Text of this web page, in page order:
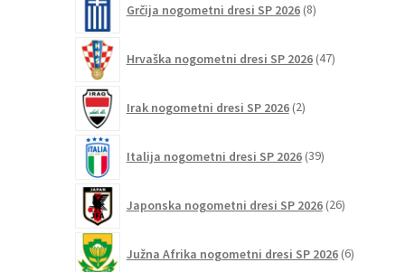
Grčija nogometni dresi SP 2026 8izdelkov
Hrvaška nogometni dresi SP 2026 47izdelkov
Irak nogometni dresi SP 2026 2izdelka
Italija nogometni dresi SP 2026 39izdelkov
Japonska nogometni dresi SP 2026 26izdelkov
Južna Afrika nogometni dresi SP 2026 6izdelkov